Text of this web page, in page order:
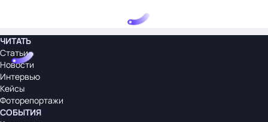
ЧИТАТЬ
Статьи
Новости
Интервью
Кейсы
Фоторепортажи
СОБЫТИЯ